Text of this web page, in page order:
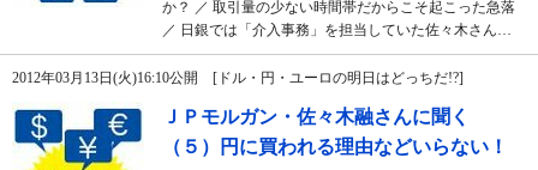
か？ ／ 取引量の少ない時間帯だからこそ起こった急落
／ 日銀では「介入事務」を担当していた佐々木さん…
2012年03月13日(火)16:10公開 [ドル・円・ユーロの明日はどっちだ!?]
ＪＰモルガン・佐々木融さんに聞く
（５）円に買われる理由などいらない！